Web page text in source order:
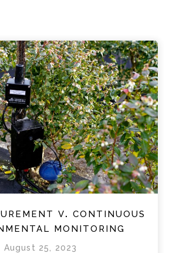
v. continuous
monitoring
August 25, 2023